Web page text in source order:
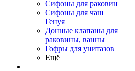
Сифоны для раковин
Сифоны для чаш
Генуя
Донные клапаны для
раковины, ванны
Гофры для унитазов
Ещё